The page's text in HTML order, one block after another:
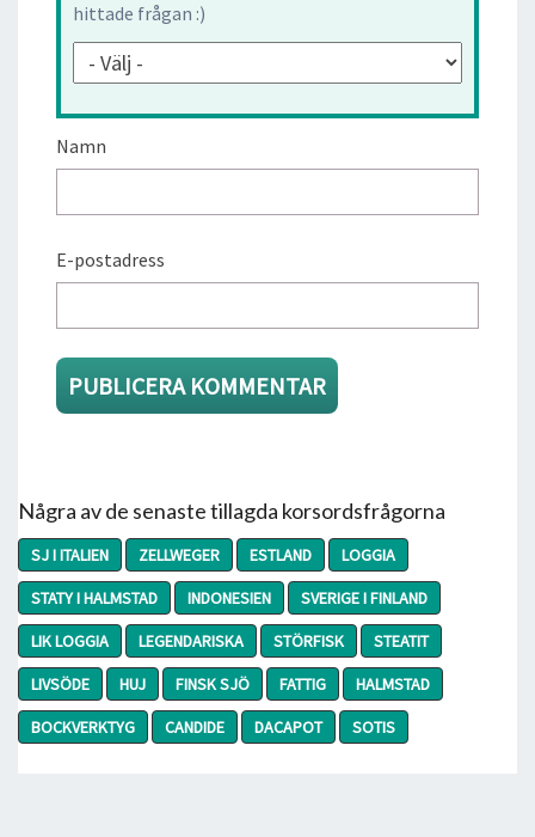
hittade frågan :)
Namn
E-postadress
Några av de senaste tillagda korsordsfrågorna
SJ I ITALIEN ZELLWEGER ESTLAND
LOGGIA
STATY I HALMSTAD
INDONESIEN
SVERIGE I FINLAND
LIK LOGGIA
LEGENDARISKA STÖRFISK
STEATIT
LIVSÖDE
HUJ FINSK SJÖ FATTIG
HALMSTAD
BOCKVERKTYG
CANDIDE DACAPOT SOTIS